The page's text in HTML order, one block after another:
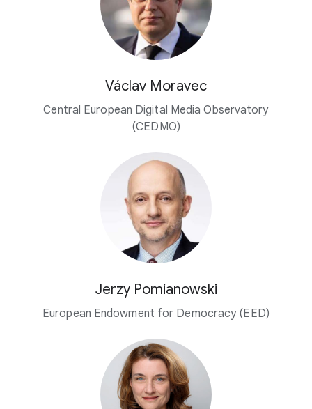
Václav Moravec
Central European Digital Media Observatory
(CEDMO)
Jerzy Pomianowski
European Endowment for Democracy (EED)